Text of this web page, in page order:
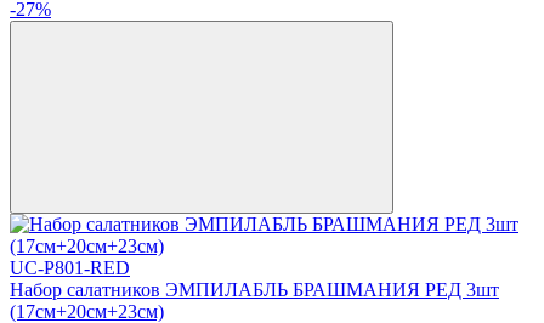
-27%
UC-P801-RED
Набор салатников ЭМПИЛАБЛЬ БРАШМАНИЯ РЕД 3шт
(17см+20см+23см)